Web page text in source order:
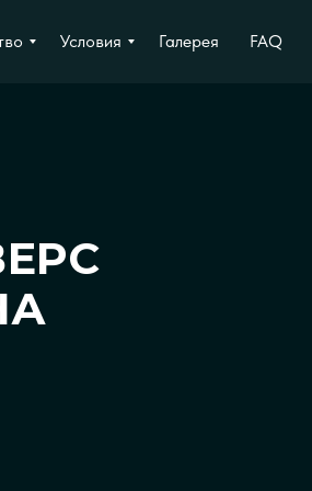
FAQ
Условия Галерея